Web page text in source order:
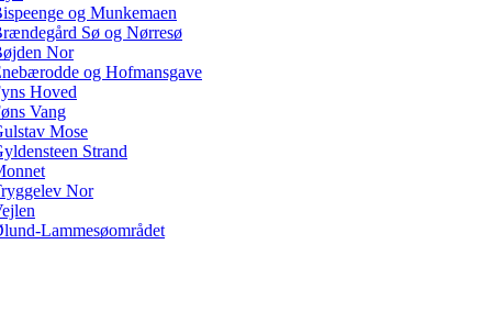
og Munkemaen
Sø og Nørresø
Nor
og Hofmansgave
Hoved
Vang
Mose
Strand
Nor
Lammesøområdet